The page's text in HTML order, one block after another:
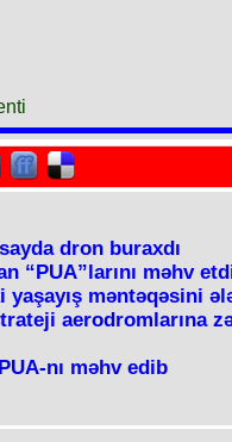
dron buraxdı
“PUA”larını məhv
yaşayış məntəqəsini
aerodromlarına
nı məhv edib